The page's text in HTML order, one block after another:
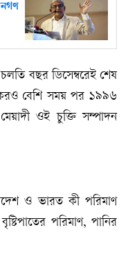
চলতি বছর ডিসেম্বরেই শেষ
বেশি সময় পর ১৯৯৬
ওই চুক্তি সম্পাদন
ও ভারত কী পরিমাণ
পরিমাণ, পানির